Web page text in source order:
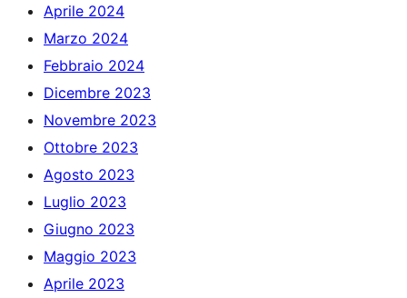
Aprile 2024
Marzo 2024
Febbraio 2024
Dicembre 2023
Novembre 2023
Ottobre 2023
Agosto 2023
Luglio 2023
Giugno 2023
Maggio 2023
Aprile 2023